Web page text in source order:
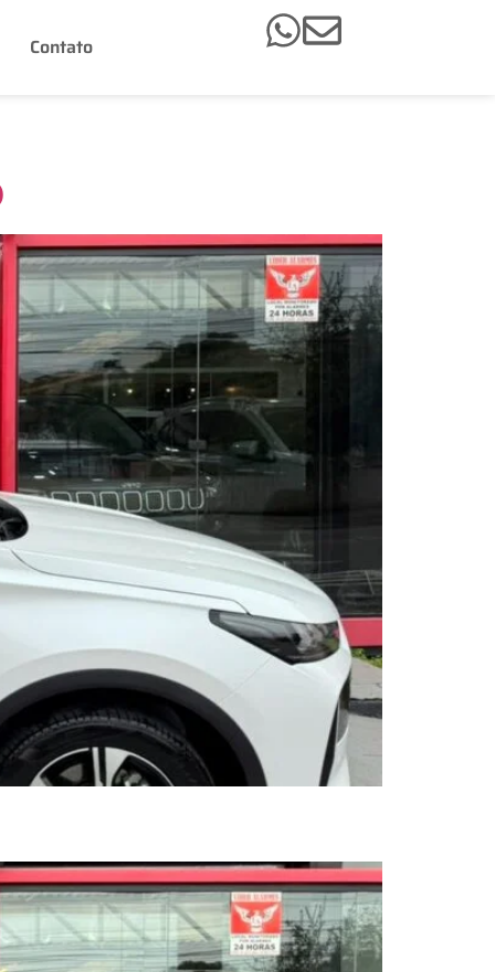
Contato